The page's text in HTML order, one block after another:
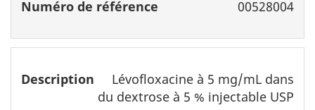
00528004
Lévofloxacine à 5 mg/mL dans
du dextrose à 5 % injectable USP